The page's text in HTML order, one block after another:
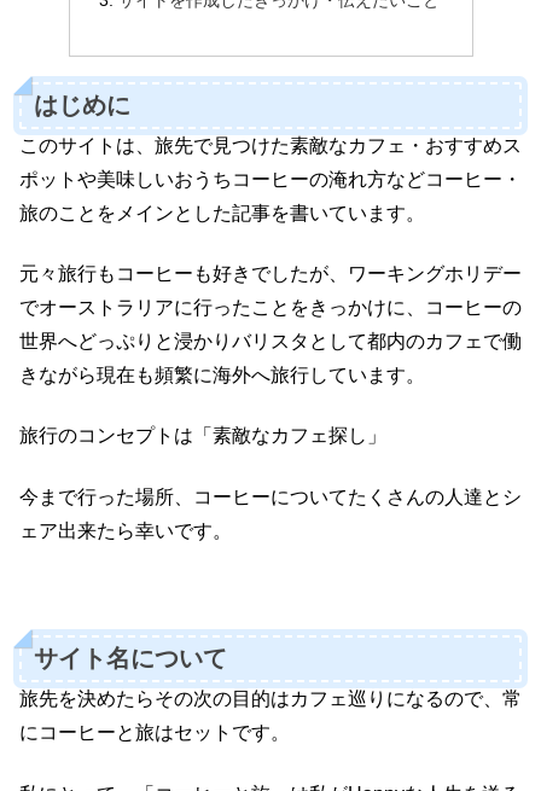
はじめに
このサイトは、旅先で見つけた素敵なカフェ・おすすめス
ポットや美味しいおうちコーヒーの淹れ方などコーヒー・
旅のことをメインとした記事を書いています。
元々旅行もコーヒーも好きでしたが、ワーキングホリデー
でオーストラリアに行ったことをきっかけに、コーヒーの
世界へどっぷりと浸かりバリスタとして都内のカフェで働
きながら現在も頻繁に海外へ旅行しています。
旅行のコンセプトは「素敵なカフェ探し」
今まで行った場所、コーヒーについてたくさんの人達とシ
ェア出来たら幸いです。
サイト名について
旅先を決めたらその次の目的はカフェ巡りになるので、常
にコーヒーと旅はセットです。